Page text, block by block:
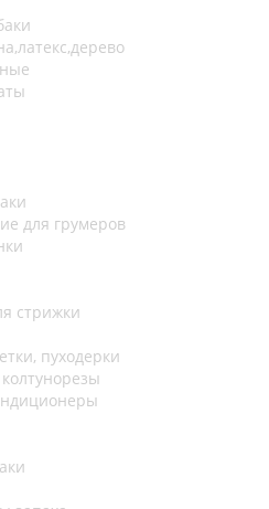
для грумеров
стрижки
пуходерки